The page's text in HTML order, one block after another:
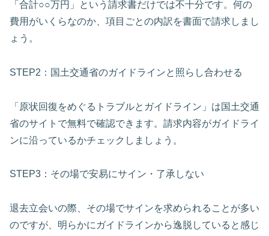
「合計○○万円」という請求書だけでは不十分です。何の
費用がいくらなのか、項目ごとの内訳を書面で請求しまし
ょう。
STEP2：国土交通省のガイドラインと照らし合わせる
「原状回復をめぐるトラブルとガイドライン」は国土交通
省のサイトで無料で確認できます。請求内容がガイドライ
ンに沿っているかチェックしましょう。
STEP3：その場で安易にサイン・了承しない
退去立会いの際、その場でサインを求められることが多い
のですが、明らかにガイドラインから逸脱していると感じ